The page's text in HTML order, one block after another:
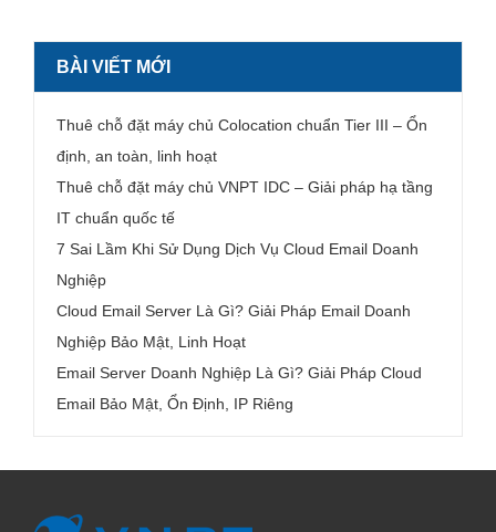
BÀI VIẾT MỚI
Thuê chỗ đặt máy chủ Colocation chuẩn Tier III – Ổn
định, an toàn, linh hoạt
Thuê chỗ đặt máy chủ VNPT IDC – Giải pháp hạ tầng
IT chuẩn quốc tế
7 Sai Lầm Khi Sử Dụng Dịch Vụ Cloud Email Doanh
Nghiệp
Cloud Email Server Là Gì? Giải Pháp Email Doanh
Nghiệp Bảo Mật, Linh Hoạt
Email Server Doanh Nghiệp Là Gì? Giải Pháp Cloud
Email Bảo Mật, Ổn Định, IP Riêng